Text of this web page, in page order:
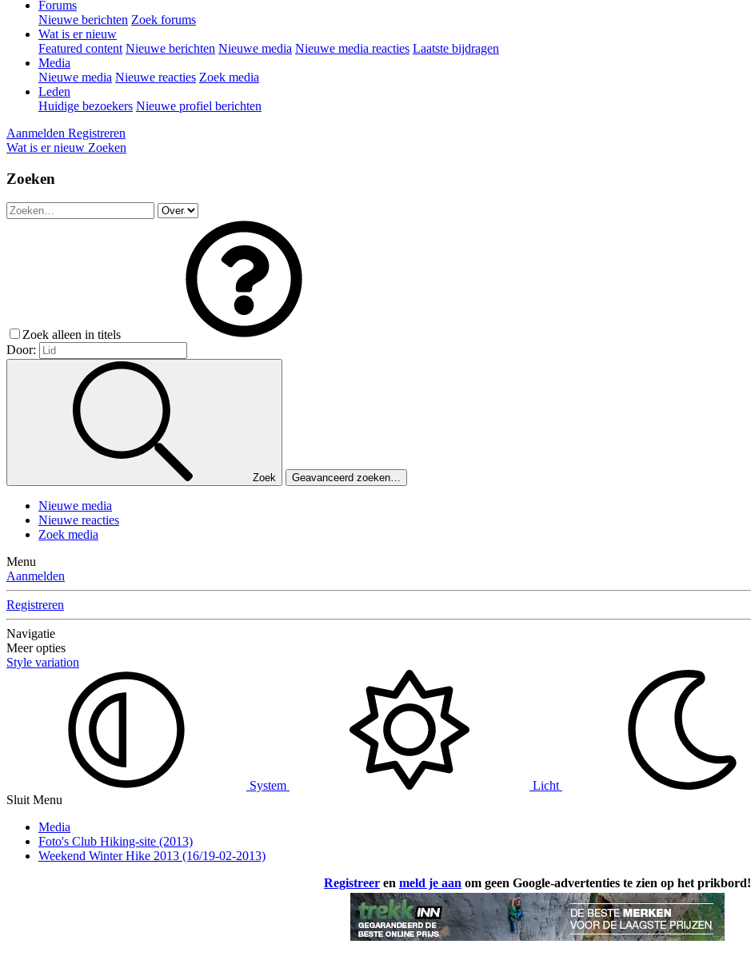
Forums
Nieuwe berichten Zoek forums
Wat is er nieuw
Featured content Nieuwe berichten Nieuwe media Nieuwe media reacties Laatste bijdragen
Media
Nieuwe media Nieuwe reacties Zoek media
Leden
Huidige bezoekers Nieuwe profiel berichten
Aanmelden Registreren
Wat is er nieuw Zoeken
Zoeken
Zoek alleen in titels
Door:
Zoek Geavanceerd zoeken…
Nieuwe media
Nieuwe reacties
Zoek media
Menu
Aanmelden
Registreren
Navigatie
Meer opties
Style variation
System Licht
Sluit Menu
Media
Foto's Club Hiking-site (2013)
Weekend Winter Hike 2013 (16/19-02-2013)
Registreer en meld je aan om geen Google-advertenties te zien op het prikbord!